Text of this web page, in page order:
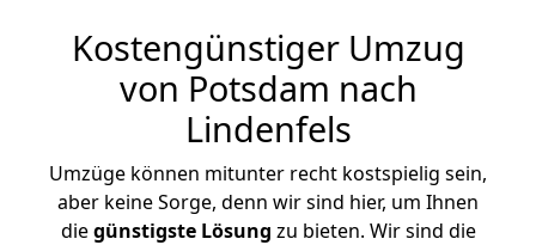
Kostengünstiger Umzug
von Potsdam nach
Lindenfels
Umzüge können mitunter recht kostspielig sein,
aber keine Sorge, denn wir sind hier, um Ihnen
diegünstigste Lösung zu bieten. Wir sind die